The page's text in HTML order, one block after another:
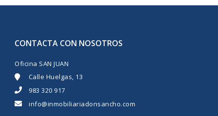
CONTACTA CON NOSOTROS
Oficina SAN JUAN
Calle Huelgas, 13
983 320 917
info@inmobiliariadonsancho.com